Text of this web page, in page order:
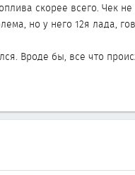
скорее всего. Чек
но у него 12я лада,
Вроде бы, все что